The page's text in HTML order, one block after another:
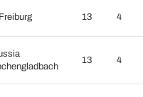
13 4
13 4